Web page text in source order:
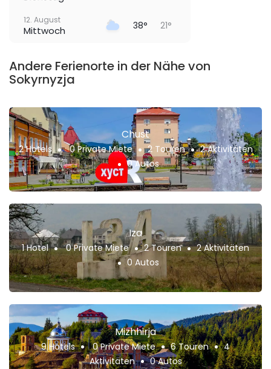
12. August
Mittwoch 38° 21°
Andere Ferienorte in der Nähe von
Sokyrnyzja
Chust
2 Hotels 0 Private Miete 2 Touren
2 Aktivitäten
0 Autos
Iza
1 Hotel 0 Private Miete 2 Touren
2 Aktivitäten
0 Autos
Mizhhirja
9 Hotels 0 Private Miete 6 Touren
4
Aktivitäten
0 Autos